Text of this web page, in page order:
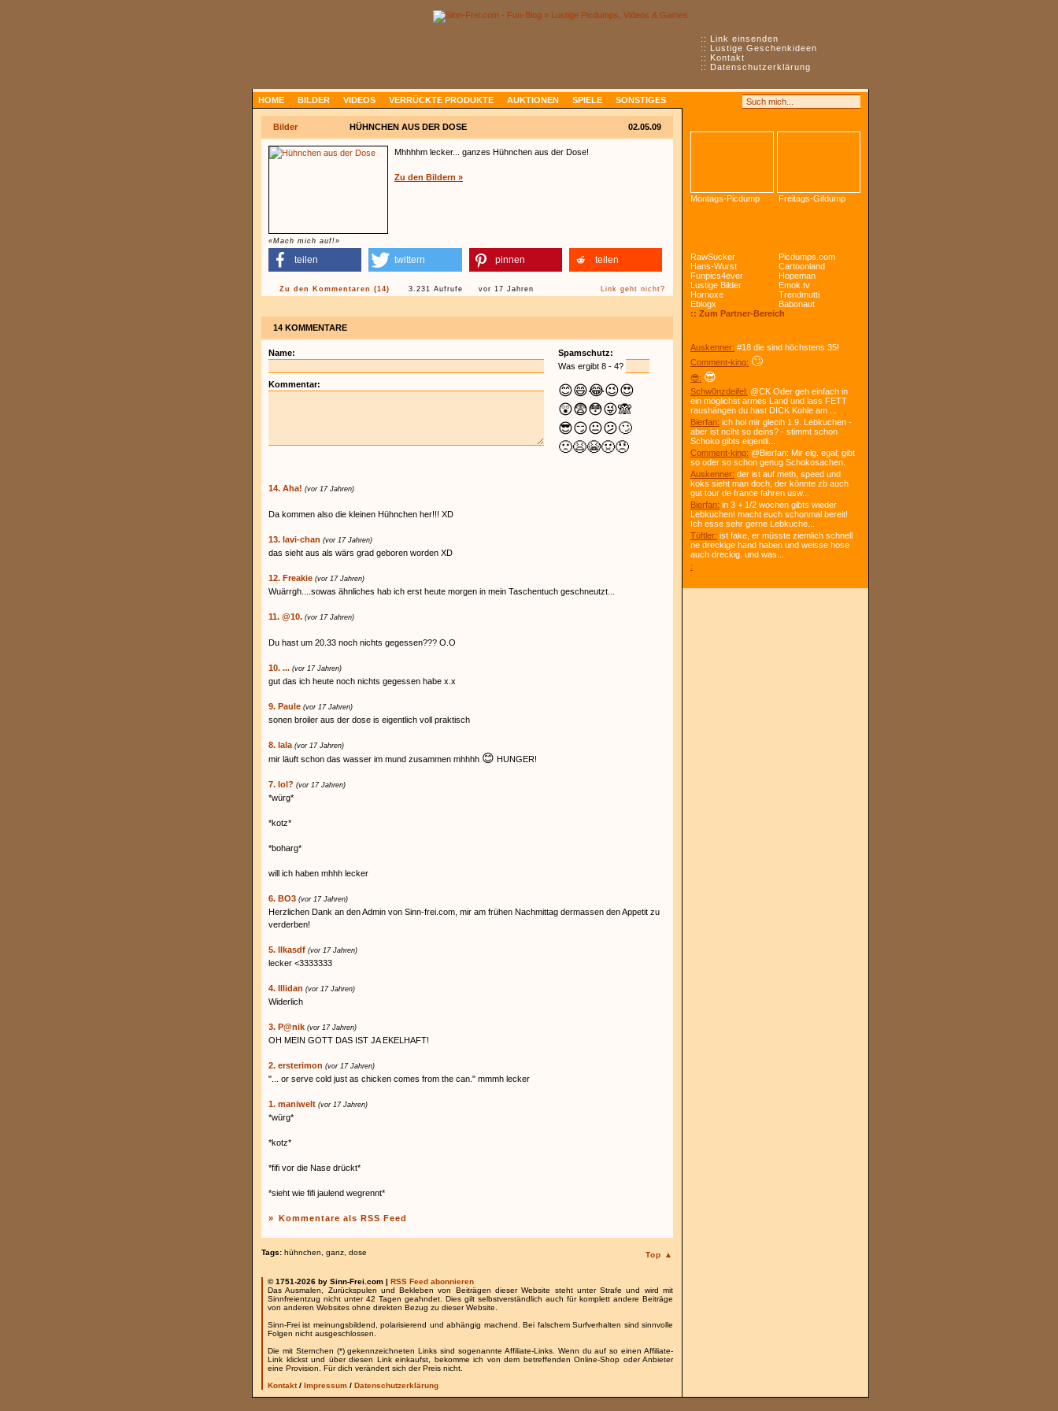
:: Link einsenden
:: Lustige Geschenkideen
:: Kontakt
:: Datenschutzerklärung
HOME BILDER VIDEOS VERRÜCKTE PRODUKTE AUKTIONEN SPIELE SONSTIGES
Bilder 02.05.09
HÜHNCHEN AUS DER DOSE
«Mach mich auf!»
Mhhhhm lecker... ganzes Hühnchen aus der Dose!
Zu den Bildern »
teilen twittern pinnen teilen
Zu den Kommentaren (14) 3.231 Aufrufe vor 17 Jahren Link geht nicht?
14 KOMMENTARE
Spamschutz:
Was ergibt 8 - 4?
😊😄😂😉😍
😲😨😳😜🙈
😎😏😐😕🙄
🙁😫😭🤢😠
Name:
Kommentar:
14. Aha! (vor 17 Jahren)
Da kommen also die kleinen Hühnchen her!!! XD
13. lavi-chan (vor 17 Jahren)
das sieht aus als wärs grad geboren worden XD
12. Freakie (vor 17 Jahren)
Wuärrgh....sowas ähnliches hab ich erst heute morgen in mein Taschentuch geschneutzt...
11. @10. (vor 17 Jahren)
Du hast um 20.33 noch nichts gegessen??? O.O
10. ... (vor 17 Jahren)
gut das ich heute noch nichts gegessen habe x.x
9. Paule (vor 17 Jahren)
sonen broiler aus der dose is eigentlich voll praktisch
8. lala (vor 17 Jahren)
mir läuft schon das wasser im mund zusammen mhhhh 😊 HUNGER!
7. lol? (vor 17 Jahren)
*würg*
*kotz*
*boharg*
will ich haben mhhh lecker
6. BO3 (vor 17 Jahren)
Herzlichen Dank an den Admin von Sinn-frei.com, mir am frühen Nachmittag dermassen den Appetit zu
verderben!
5. llkasdf (vor 17 Jahren)
lecker <3333333
4. Illidan (vor 17 Jahren)
Widerlich
3. P@nik (vor 17 Jahren)
OH MEIN GOTT DAS IST JA EKELHAFT!
2. ersterimon (vor 17 Jahren)
"... or serve cold just as chicken comes from the can." mmmh lecker
1. maniwelt (vor 17 Jahren)
*würg*
*kotz*
*fifi vor die Nase drückt*
*sieht wie fifi jaulend wegrennt*
» Kommentare als RSS Feed
Top ▲
Tags: hühnchen ganz dose
© 1751-2026 by Sinn-Frei.com | RSS Feed abonnieren
Das Ausmalen, Zurückspulen und Bekleben von Beiträgen dieser Website steht unter Strafe und wird mit
Sinnfreientzug nicht unter 42 Tagen geahndet. Dies gilt selbstverständlich auch für komplett andere Beiträge
von anderen Websites ohne direkten Bezug zu dieser Website.
Sinn-Frei ist meinungsbildend, polarisierend und abhängig machend. Bei falschem Surfverhalten sind sinnvolle
Folgen nicht ausgeschlossen.
Die mit Sternchen (*) gekennzeichneten Links sind sogenannte Affiliate-Links. Wenn du auf so einen Affiliate-
Link klickst und über diesen Link einkaufst, bekomme ich von dem betreffenden Online-Shop oder Anbieter
eine Provision. Für dich verändert sich der Preis nicht.
Kontakt/ Impressum / Datenschutzerklärung
Montags-Picdump Freitags-Gifdump
RawSucker
Picdumps.com
Hans-Wurst
Cartoonland
Funpics4ever
Hopeman
Lustige Bilder
Emok.tv
Hornoxe
Trendmutti
Eblogx
Babonaut
:: Zum Partner-Bereich
Auskenner: #18 die sind höchstens 35!
Comment-king: 🙄
😎: 😎
Schw0nzdeifel: @CK Oder geh einfach in
ein möglichst armes Land und lass FETT
raushängen du hast DICK Kohle am ...
Bierfan: ich hol mir glecih 1.9. Lebkuchen -
aber ist nciht so deins? - stimmt schon
Schoko gibts eigentli...
Comment-king: @Bierfan: Mir eig. egal; gibt
so oder so schon genug Schokosachen.
Auskenner: der ist auf meth, speed und
koks sieht man doch, der könnte zb auch
gut tour de france fahren usw...
Bierfan: in 3 + 1/2 wochen gibts wieder
Lebkuchen! macht euch schonmal bereit!
Ich esse sehr gerne Lebkuche...
Tüftler: ist fake, er müsste ziemlich schnell
ne dreckige hand haben und weisse hose
auch dreckig. und was...
: